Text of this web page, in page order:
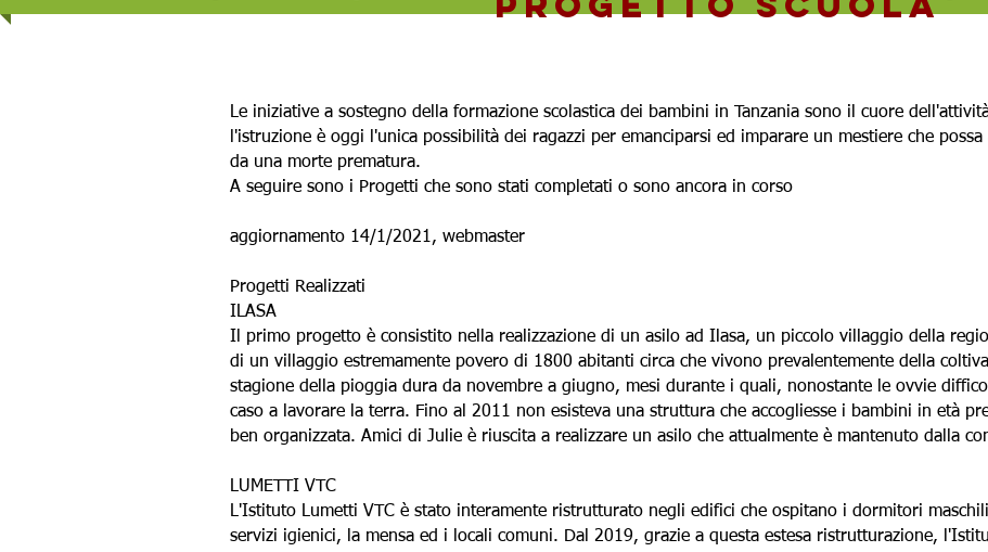
Le iniziative a sostegno della formazione scolastica dei bambini in Tanzania sono il cuore
l'istruzione è oggi l'unica possibilità dei ragazzi per emanciparsi ed imparare un mestiere che
da una morte prematura.
A seguire sono i Progetti che sono stati completati o sono ancora in corso
aggiornamento 14/1/2021, webmaster
Progetti Realizzati
ILASA
Il primo progetto è consistito nella realizzazione di un asilo ad Ilasa, un piccolo villaggio della
di un villaggio estremamente povero di 1800 abitanti circa che vivono prevalentemente della
stagione della pioggia dura da novembre a giugno, mesi durante i quali, nonostante le ovvie
caso a lavorare la terra. Fino al 2011 non esisteva una struttura che accogliesse i bambini in età
ben organizzata. Amici di Julie è riuscita a realizzare un asilo che attualmente è mantenuto dalla
LUMETTI VTC
L'Istituto Lumetti VTC è stato interamente ristrutturato negli edifici che ospitano i dormitori
servizi igienici, la mensa ed i locali comuni. Dal 2019, grazie a questa estesa ristrutturazione,